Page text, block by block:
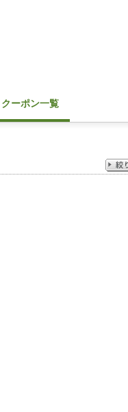
クーポン一覧